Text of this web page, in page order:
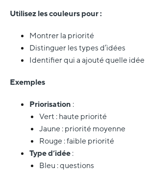
Utilisez les couleurs pour :
Montrer la priorité
Distinguer les types d’idées
Identifier qui a ajouté quelle idée
Exemples
Priorisation :
Vert : haute priorité
Jaune : priorité moyenne
Rouge : faible priorité
Type d’idée:
Bleu : questions